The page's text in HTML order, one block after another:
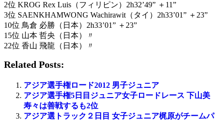
2位 KROG Rex Luis（フィリピン）2h32’49” ＋11”
3位 SAENKHAMWONG Wachirawit（タイ）2h33’01” ＋23”
10位 鳥倉 必勝（日本）2h33’01” ＋23”
15位 山本 哲央（日本）〃
22位 香山 飛龍（日本）〃
Related Posts:
アジア選手権ロード2012 男子ジュニア
アジア選手権5日目ジュニア女子ロードレース 下山美
寿々は善戦するも2位
アジア選トラック２日目 女子ジュニア梶原がチームパ